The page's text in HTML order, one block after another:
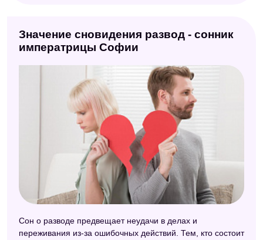
Сонник целительницы Федоровской
Эзотерический сонник
Сонник Нины Гришиной
Сонник Кананита
Сонник Хассе
Восточный сонник
Сонник Странника
Астрологический сонник
Старинный сонник
Значение сновидения развод - сонник
императрицы Софии
Сон о разводе предвещает неудачи в делах и
переживания из-за ошибочных действий. Тем, кто состоит